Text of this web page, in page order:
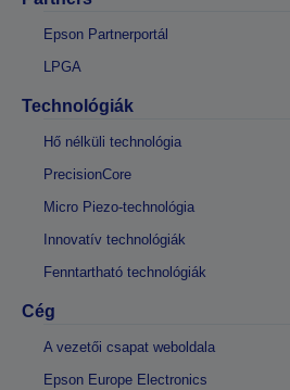
Epson Partnerportál
LPGA
Technológiák
Hő nélküli technológia
PrecisionCore
Micro Piezo-technológia
Innovatív technológiák
Fenntartható technológiák
Cég
A vezetői csapat weboldala
Epson Europe Electronics